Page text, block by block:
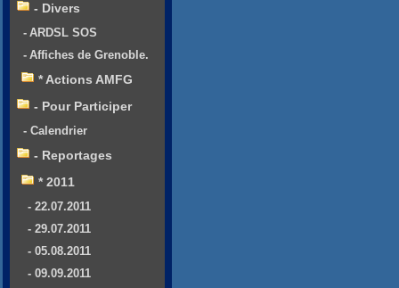
- Divers
- ARDSL SOS
- Affiches de Grenoble.
* Actions AMFG
- Pour Participer
- Calendrier
- Reportages
* 2011
- 22.07.2011
- 29.07.2011
- 05.08.2011
- 09.09.2011